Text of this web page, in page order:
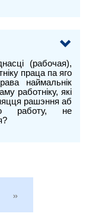
(рабочая),
праца па яго
наймальнік
работніку, які
рашэння аб
работу, не
»